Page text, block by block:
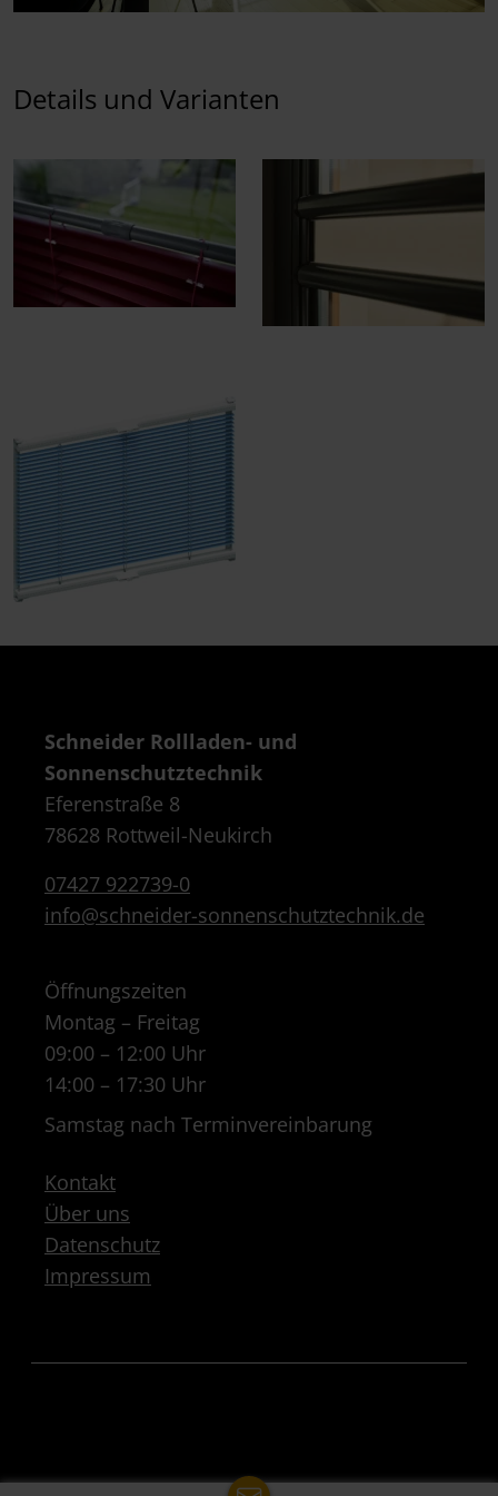
Details und Varianten
Schneider Rollladen- und
Sonnenschutztechnik
Eferenstraße 8
78628 Rottweil-Neukirch
07427 922739-0
info@schneider-sonnenschutztechnik.de
Öffnungszeiten
Montag – Freitag
09:00 – 12:00 Uhr
14:00 – 17:30 Uhr
Samstag nach Terminvereinbarung
Kontakt
Über uns
Datenschutz
Impressum